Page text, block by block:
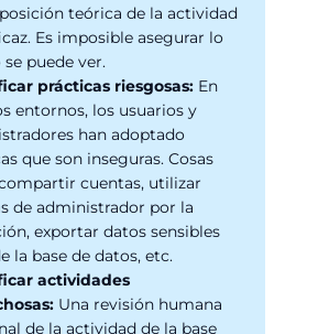
teórica de la actividad
Es imposible asegurar lo
puede ver.
prácticas riesgosas: En
entornos, los usuarios y
han adoptado
que son inseguras. Cosas
cuentas, utilizar
de administrador por la
exportar datos sensibles
la base de datos, etc.
actividades
Una revisión humana
de la actividad de la base